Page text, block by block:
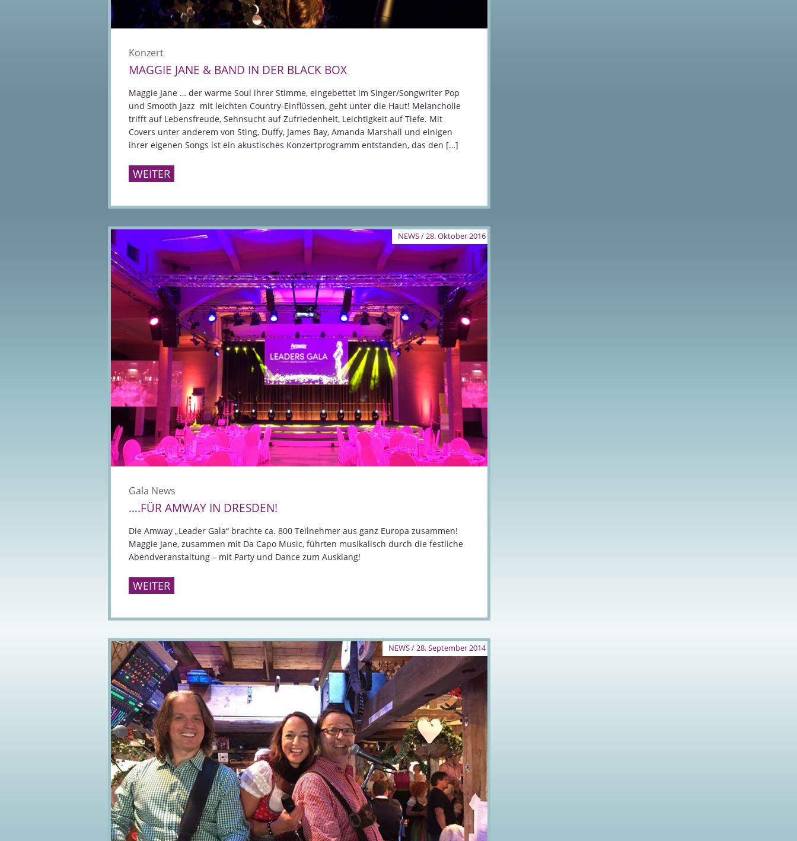
Konzert
MAGGIE JANE & BAND IN DER BLACK BOX
Maggie Jane … der warme Soul ihrer Stimme, eingebettet im Singer/Songwriter Pop
und Smooth Jazz mit leichten Country-Einflüssen, geht unter die Haut! Melancholie
trifft auf Lebensfreude, Sehnsucht auf Zufriedenheit, Leichtigkeit auf Tiefe. Mit
Covers unter anderem von Sting, Duffy, James Bay, Amanda Marshall und einigen
ihrer eigenen Songs ist ein akustisches Konzertprogramm entstanden, das den […]
WEITER
NEWS / 28. Oktober 2016
Gala News
….FÜR AMWAY IN DRESDEN!
Die Amway „Leader Gala“ brachte ca. 800 Teilnehmer aus ganz Europa zusammen!
Maggie Jane, zusammen mit Da Capo Music, führten musikalisch durch die festliche
Abendveranstaltung – mit Party und Dance zum Ausklang!
WEITER
NEWS / 28. September 2014